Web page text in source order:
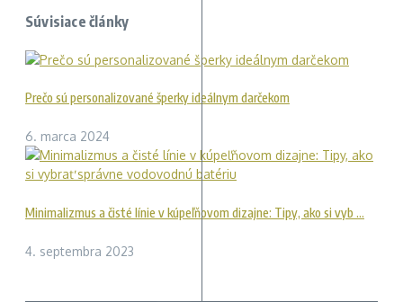
Súvisiace články
Prečo sú personalizované šperky ideálnym darčekom
6. marca 2024
Minimalizmus a čisté línie v kúpeľňovom dizajne: Tipy, ako si vyb ...
4. septembra 2023